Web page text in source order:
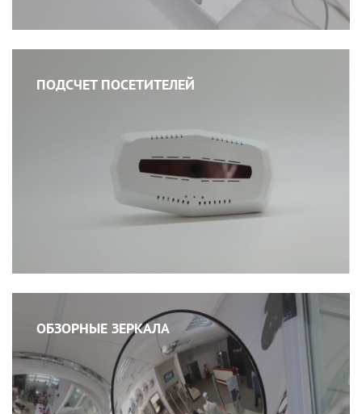
ПОДСЧЕТ ПОСЕТИТЕЛЕЙ
ОБЗОРНЫЕ ЗЕРКАЛА